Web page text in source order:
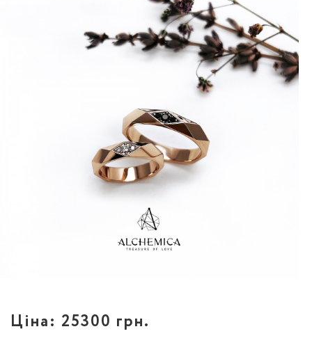
Ціна: 25300 грн.